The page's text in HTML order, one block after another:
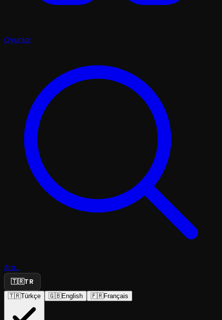
Oyunlar
Ara...
🇹🇷TR
🇹🇷Türkçe 🇬🇧English 🇫🇷Français